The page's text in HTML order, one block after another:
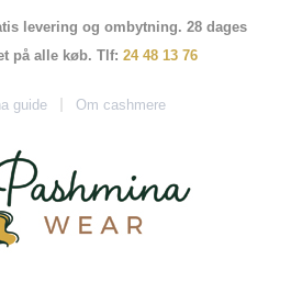
levering og ombytning. 28 dages
på alle køb. Tlf: 24 48 13 76
guide Om cashmere